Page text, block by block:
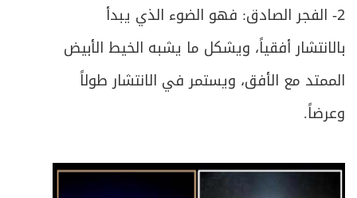
2- الفجر الصادق: فهو الضوء الذي يبدأ
بالانتشار أفقياً، ويشكل ما يشبه الخيط الأبيض
الممتد مع الأفق، ويستمر في الانتشار طولاً
وعرضاً.